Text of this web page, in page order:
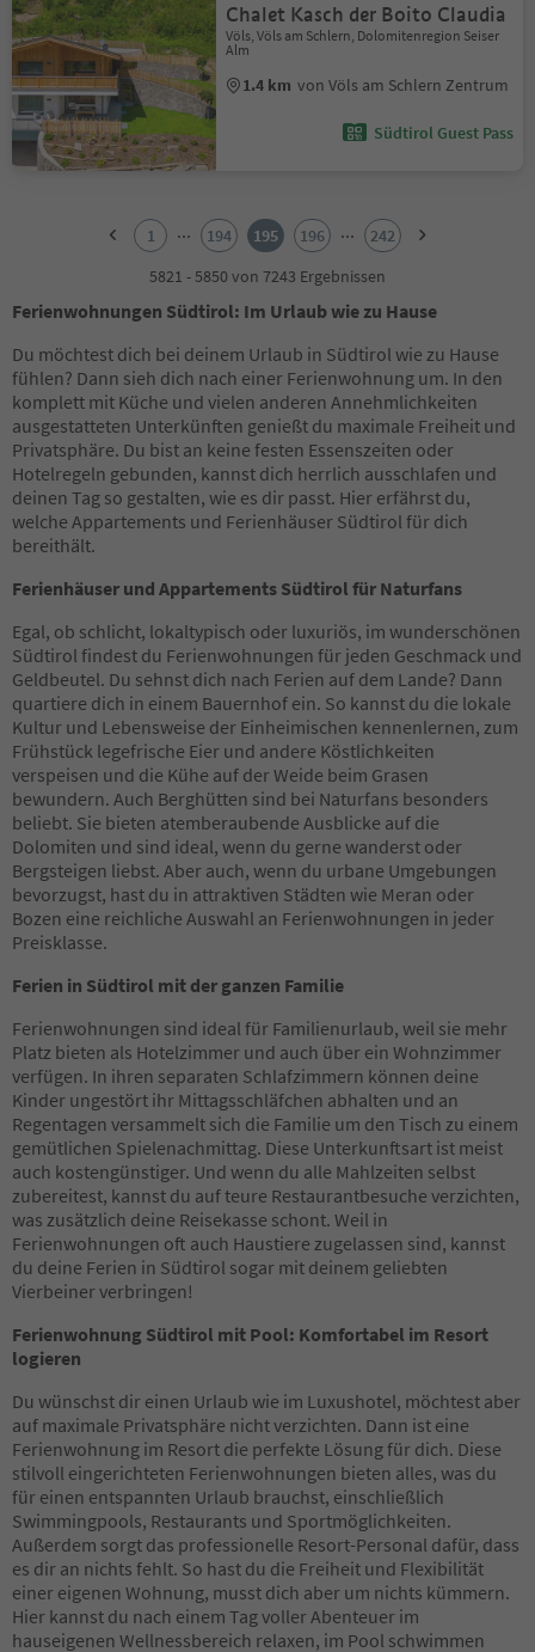
Chalet Kasch der Boito Claudia
Völs, Völs am Schlern, Dolomitenregion Seiser
Alm
1.4 km von Völs am Schlern Zentrum
Südtirol Guest Pass
6
7
8
9
10
11
12
13
14
15
16
17
19
20
21
22
23
24
25
26
27
28
29
30
31
32
34
36
37
38
39
40
41
42
43
44
45
46
47
48
49
50
51
52
53
54
55
56
57
58
59
60
61
1 ... 194 195 196 ...
242
5821 - 5850 von 7243 Ergebnissen
Ferienwohnungen Südtirol: Im Urlaub wie zu Hause
Du möchtest dich bei deinem Urlaub in Südtirol wie zu Hause
fühlen? Dann sieh dich nach einer Ferienwohnung um. In den
komplett mit Küche und vielen anderen Annehmlichkeiten
ausgestatteten Unterkünften genießt du maximale Freiheit und
Privatsphäre. Du bist an keine festen Essenszeiten oder
Hotelregeln gebunden, kannst dich herrlich ausschlafen und
deinen Tag so gestalten, wie es dir passt. Hier erfährst du,
welche Appartements und Ferienhäuser Südtirol für dich
bereithält.
Ferienhäuser und Appartements Südtirol für Naturfans
Egal, ob schlicht, lokaltypisch oder luxuriös, im wunderschönen
Südtirol findest du Ferienwohnungen für jeden Geschmack und
Geldbeutel. Du sehnst dich nach Ferien auf dem Lande? Dann
quartiere dich in einem Bauernhof ein. So kannst du die lokale
Kultur und Lebensweise der Einheimischen kennenlernen, zum
Frühstück legefrische Eier und andere Köstlichkeiten
verspeisen und die Kühe auf der Weide beim Grasen
bewundern. Auch Berghütten sind bei Naturfans besonders
beliebt. Sie bieten atemberaubende Ausblicke auf die
Dolomiten und sind ideal, wenn du gerne wanderst oder
Bergsteigen liebst. Aber auch, wenn du urbane Umgebungen
bevorzugst, hast du in attraktiven Städten wie Meran oder
Bozen eine reichliche Auswahl an Ferienwohnungen in jeder
Preisklasse.
Ferien in Südtirol mit der ganzen Familie
Ferienwohnungen sind ideal für Familienurlaub, weil sie mehr
Platz bieten als Hotelzimmer und auch über ein Wohnzimmer
verfügen. In ihren separaten Schlafzimmern können deine
Kinder ungestört ihr Mittagsschläfchen abhalten und an
Regentagen versammelt sich die Familie um den Tisch zu einem
gemütlichen Spielenachmittag. Diese Unterkunftsart ist meist
auch kostengünstiger. Und wenn du alle Mahlzeiten selbst
zubereitest, kannst du auf teure Restaurantbesuche verzichten,
was zusätzlich deine Reisekasse schont. Weil in
Ferienwohnungen oft auch Haustiere zugelassen sind, kannst
du deine Ferien in Südtirol sogar mit deinem geliebten
Vierbeiner verbringen!
Ferienwohnung Südtirol mit Pool: Komfortabel im Resort
logieren
Du wünschst dir einen Urlaub wie im Luxushotel, möchtest aber
auf maximale Privatsphäre nicht verzichten. Dann ist eine
Ferienwohnung im Resort die perfekte Lösung für dich. Diese
stilvoll eingerichteten Ferienwohnungen bieten alles, was du
für einen entspannten Urlaub brauchst, einschließlich
Swimmingpools, Restaurants und Sportmöglichkeiten.
Außerdem sorgt das professionelle Resort-Personal dafür, dass
es dir an nichts fehlt. So hast du die Freiheit und Flexibilität
einer eigenen Wohnung, musst dich aber um nichts kümmern.
Hier kannst du nach einem Tag voller Abenteuer im
hauseigenen Wellnessbereich relaxen, im Pool schwimmen